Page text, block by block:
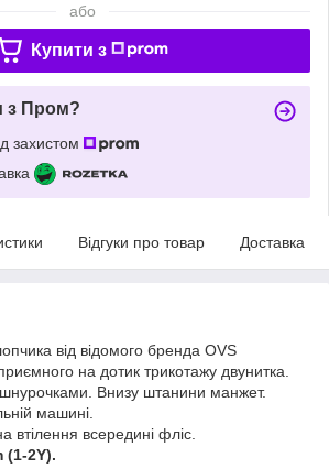
або
Купити з
з Пром?
захистом
Відгуки про товар Доставка
від відомого бренда OVS
на дотик трикотажу двунитка.
Внизу штанини манжет.
машині.
втілення всередині фліс.
(1-2Y).